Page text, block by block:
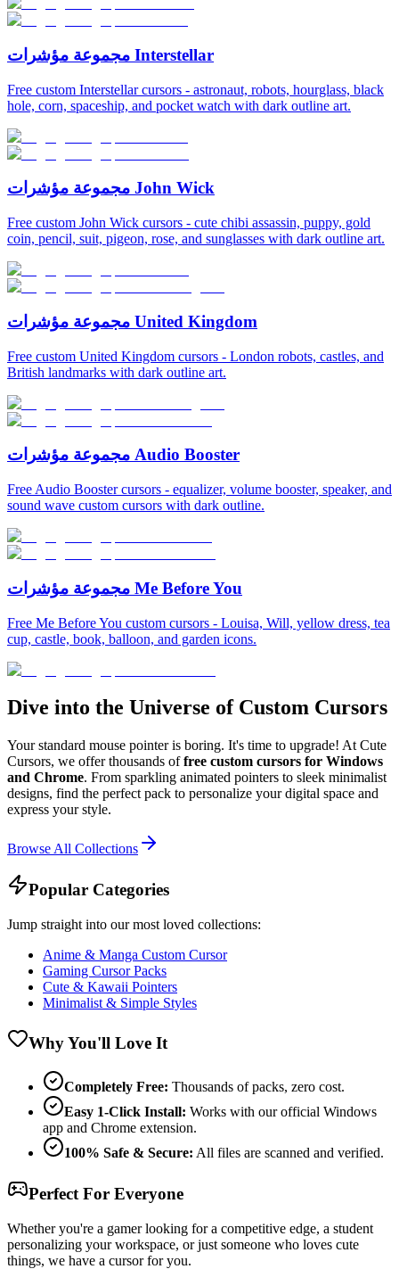
مجموعة مؤشرات Interstellar
Free custom Interstellar cursors - astronaut, robots, hourglass, black
hole, corn, spaceship, and pocket watch with dark outline art.
مجموعة مؤشرات John Wick
Free custom John Wick cursors - cute chibi assassin, puppy, gold
coin, pencil, suit, pigeon, rose, and sunglasses with dark outline art.
مجموعة مؤشرات United Kingdom
Free custom United Kingdom cursors - London robots, castles, and
British landmarks with dark outline art.
مجموعة مؤشرات Audio Booster
Free Audio Booster cursors - equalizer, volume booster, speaker, and
sound wave custom cursors with dark outline.
مجموعة مؤشرات Me Before You
Free Me Before You custom cursors - Louisa, Will, yellow dress, tea
cup, castle, book, balloon, and garden icons.
Dive into the Universe of Custom Cursors
Your standard mouse pointer is boring. It's time to upgrade! At Cute
Cursors, we offer thousands offree custom cursors for Windows
and Chrome. From sparkling animated pointers to sleek minimalist
designs, find the perfect pack to personalize your digital space and
express your style.
Browse All Collections
Popular Categories
Jump straight into our most loved collections:
Anime & Manga Custom Cursor
Gaming Cursor Packs
Cute & Kawaii Pointers
Minimalist & Simple Styles
Why You'll Love It
Completely Free: Thousands of packs, zero cost.
Easy 1-Click Install: Works with our official Windows
app and Chrome extension.
100% Safe & Secure: All files are scanned and verified.
Perfect For Everyone
Whether you're a gamer looking for a competitive edge, a student
personalizing your workspace, or just someone who loves cute
things, we have a cursor for you.